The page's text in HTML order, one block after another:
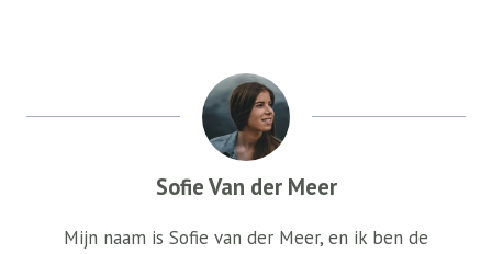
Sofie Van der Meer
Mijn naam is Sofie van der Meer, en ik ben de